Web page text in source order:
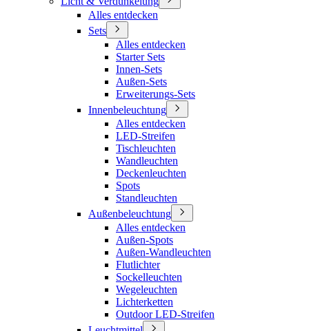
Alles entdecken
Sets
Alles entdecken
Starter Sets
Innen-Sets
Außen-Sets
Erweiterungs-Sets
Innenbeleuchtung
Alles entdecken
LED-Streifen
Tischleuchten
Wandleuchten
Deckenleuchten
Spots
Standleuchten
Außenbeleuchtung
Alles entdecken
Außen-Spots
Außen-Wandleuchten
Flutlichter
Sockelleuchten
Wegeleuchten
Lichterketten
Outdoor LED-Streifen